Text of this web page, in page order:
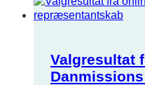
Valgresultat